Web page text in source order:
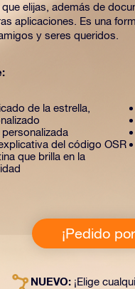
elijas, además de
aplicaciones. Es una
y seres queridos.
de la estrella,
del código OSR
que brilla en la
¡Pedido
NUEVO: ¡Elige